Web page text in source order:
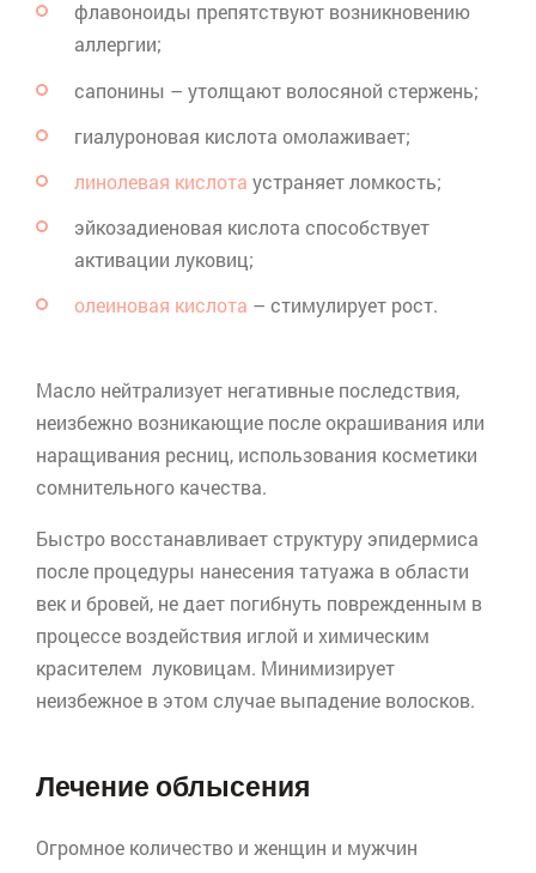
флавоноиды препятствуют возникновению
аллергии;
сапонины – утолщают волосяной стержень;
гиалуроновая кислота омолаживает;
линолевая кислота устраняет ломкость;
эйкозадиеновая кислота способствует
активации луковиц;
олеиновая кислота – стимулирует рост.
Масло нейтрализует негативные последствия,
неизбежно возникающие после окрашивания или
наращивания ресниц, использования косметики
сомнительного качества.
Быстро восстанавливает структуру эпидермиса
после процедуры нанесения татуажа в области
век и бровей, не дает погибнуть поврежденным в
процессе воздействия иглой и химическим
красителем луковицам. Минимизирует
неизбежное в этом случае выпадение волосков.
Лечение облысения
Огромное количество и женщин и мужчин